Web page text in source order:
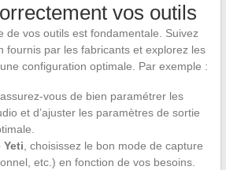
vos outils
de vos outils est fondamentale. Suivez
fournis par les fabricants et explorez les
configuration optimale. Par exemple :
, assurez-vous de bien paramétrer les
et d’ajuster les paramètres de sortie
Yeti , choisissez le bon mode de capture
etc.) en fonction de vos besoins.